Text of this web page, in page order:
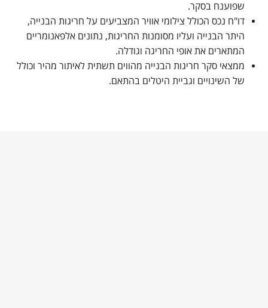
שפוענח בסקר.
דו"ח נכס הכולל צילומי אוויר המצביעים על חריגות הבנייה,
היתר הבנייה ועליו מסומנות החריגות, נתונים אלפאנומריים
המתארים את אופי החריגה וגודלה.
ממצאי סקר חריגות הבנייה מהווים תשתית לאיתור מהיר וכולל
של השינויים וגביית היטלים בהתאם.